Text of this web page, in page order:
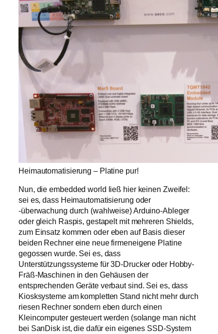
Heimautomatisierung – Platine pur!
Nun, die embedded world ließ hier keinen Zweifel:
sei es, dass Heimautomatisierung oder
-überwachung durch (wahlweise) Arduino-Ableger
oder gleich Raspis, gestapelt mit mehreren Shields,
zum Einsatz kommen oder eben auf Basis dieser
beiden Rechner eine neue firmeneigene Platine
gegossen wurde. Sei es, dass
Unterstützungssysteme für 3D-Drucker oder Hobby-
Fräß-Maschinen in den Gehäusen der
entsprechenden Geräte verbaut sind. Sei es, dass
Kiosksysteme am kompletten Stand nicht mehr durch
riesen Rechner sondern eben durch einen
Kleincomputer gesteuert werden (solange man nicht
bei SanDisk ist, die dafür ein eigenes SSD-System